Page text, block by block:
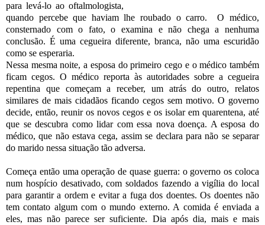
para levá-lo ao oftalmologista,
quando percebe que haviam lhe roubado o carro. O médico,
consternado com o fato, o examina e não chega a nenhuma
conclusão. É uma cegueira diferente, branca, não uma escuridão
como se esperaria.
Nessa mesma noite, a esposa do primeiro cego e o médico também
ficam cegos. O médico reporta às autoridades sobre a cegueira
repentina que começam a receber, um atrás do outro, relatos
similares de mais cidadãos ficando cegos sem motivo. O governo
decide, então, reunir os novos cegos e os isolar em quarentena, até
que se descubra como lidar com essa nova doença. A esposa do
médico, que não estava cega, assim se declara para não se separar
do marido nessa situação tão adversa.
Começa então uma operação de quase guerra: o governo os coloca
num hospício desativado, com soldados fazendo a vigília do local
para garantir a ordem e evitar a fuga dos doentes. Os doentes não
tem contato algum com o mundo externo. A comida é enviada a
eles, mas não parece ser suficiente. Dia após dia, mais e mais